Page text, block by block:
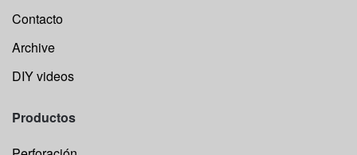
Contacto
Archive
DIY videos
Productos